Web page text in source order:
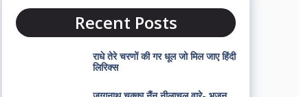
Recent Posts
राधे तेरे चरणों की गर धूल जो मिल जाए हिंदी
लिरिक्स